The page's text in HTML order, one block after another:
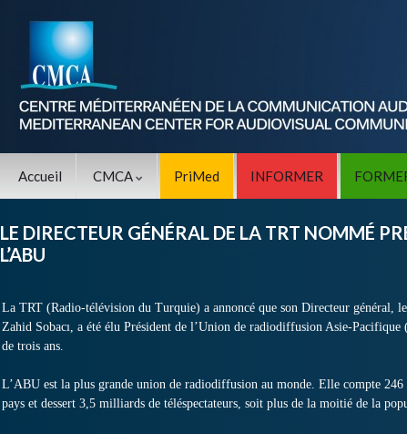
Accueil CMCA PriMed INFORMER
LE DIRECTEUR GÉNÉRAL DE LA TRT NOMMÉ
L’ABU
La TRT (Radio-télévision du Turquie) a annoncé que son Directeur général,
Zahid Sobacı, a été élu Président de l’Union de radiodiffusion Asie-
de trois ans.
L’ABU est la plus grande union de radiodiffusion au monde. Elle compte 246
pays et dessert 3,5 milliards de téléspectateurs, soit plus de la moitié de la